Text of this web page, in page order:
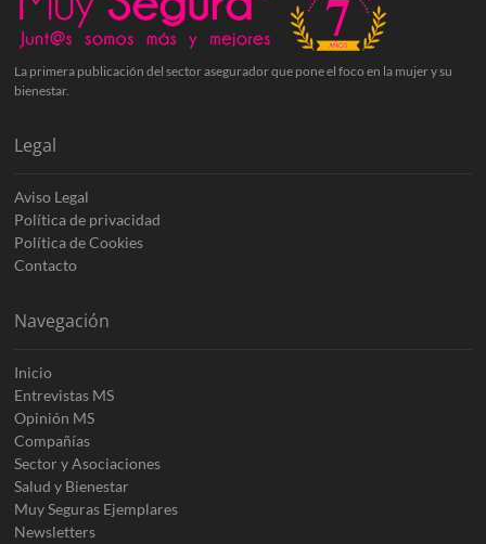
La primera publicación del sector asegurador que pone el foco en la mujer y su
bienestar.
Legal
Aviso Legal
Política de privacidad
Política de Cookies
Contacto
Navegación
Inicio
Entrevistas MS
Opinión MS
Compañías
Sector y Asociaciones
Salud y Bienestar
Muy Seguras Ejemplares
Newsletters